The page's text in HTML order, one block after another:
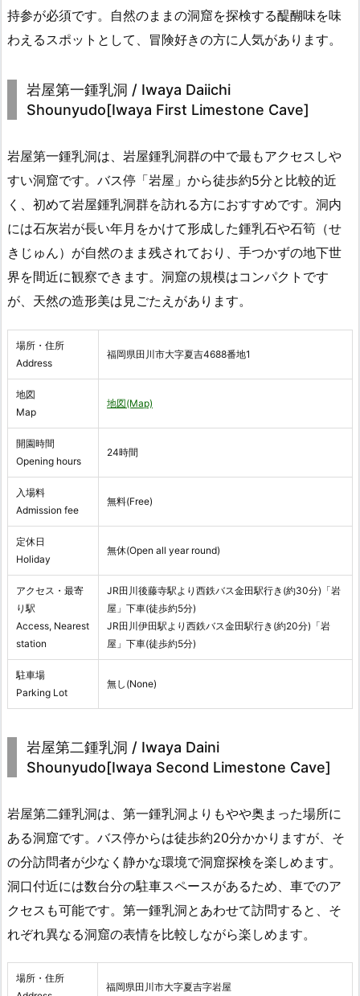
持参が必須です。自然のままの洞窟を探検する醍醐味を味
わえるスポットとして、冒険好きの方に人気があります。
岩屋第一鍾乳洞 / Iwaya Daiichi
Shounyudo[Iwaya First Limestone Cave]
岩屋第一鍾乳洞は、岩屋鍾乳洞群の中で最もアクセスしや
すい洞窟です。バス停「岩屋」から徒歩約5分と比較的近
く、初めて岩屋鍾乳洞群を訪れる方におすすめです。洞内
には石灰岩が長い年月をかけて形成した鍾乳石や石筍（せ
きじゅん）が自然のまま残されており、手つかずの地下世
界を間近に観察できます。洞窟の規模はコンパクトです
が、天然の造形美は見ごたえがあります。
場所・住所
Address
福岡県田川市大字夏吉4688番地1
地図
Map
地図(Map)
開園時間
Opening hours
24時間
入場料
Admission fee
無料(Free)
定休日
Holiday
無休(Open all year round)
アクセス・最寄
り駅
Access, Nearest
station
JR田川後藤寺駅より西鉄バス金田駅行き(約30分)「岩
屋」下車(徒歩約5分)
JR田川伊田駅より西鉄バス金田駅行き(約20分)「岩
屋」下車(徒歩約5分)
駐車場
Parking Lot
無し(None)
岩屋第二鍾乳洞 / Iwaya Daini
Shounyudo[Iwaya Second Limestone Cave]
岩屋第二鍾乳洞は、第一鍾乳洞よりもやや奥まった場所に
ある洞窟です。バス停からは徒歩約20分かかりますが、そ
の分訪問者が少なく静かな環境で洞窟探検を楽しめます。
洞口付近には数台分の駐車スペースがあるため、車でのア
クセスも可能です。第一鍾乳洞とあわせて訪問すると、そ
れぞれ異なる洞窟の表情を比較しながら楽しめます。
場所・住所
福岡県田川市大字夏吉字岩屋